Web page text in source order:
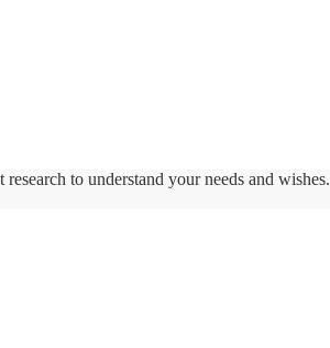
to understand your needs and wishes.